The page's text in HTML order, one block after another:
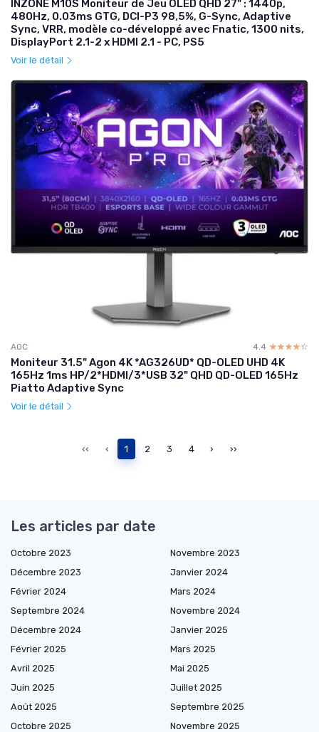
INZONE M10S Moniteur de Jeu OLED QHD 27" : 1440p,
480Hz, 0.03ms GTG, DCI-P3 98,5%, G-Sync, Adaptive
Sync, VRR, modèle co-développé avec Fnatic, 1300 nits,
DisplayPort 2.1-2 x HDMI 2.1 - PC, PS5
Voir le détail
AOC 4.4 ☆☆☆☆☆
★★★★★
Moniteur 31.5" Agon 4K *AG326UD* QD-OLED UHD 4K
165Hz 1ms HP/2*HDMI/3*USB 32" QHD QD-OLED 165Hz
Piatto Adaptive Sync
Voir le détail
‹‹ ‹ 1 2 3 4 › ››
Les articles par date
Octobre 2023
Novembre 2023
Décembre 2023
Janvier 2024
Février 2024
Mars 2024
Septembre 2024
Novembre 2024
Décembre 2024
Janvier 2025
Février 2025
Mars 2025
Avril 2025
Mai 2025
Juin 2025
Juillet 2025
Août 2025
Septembre 2025
Octobre 2025
Novembre 2025